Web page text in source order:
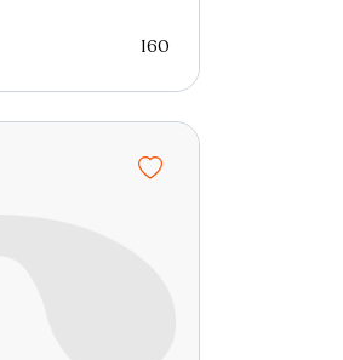
160